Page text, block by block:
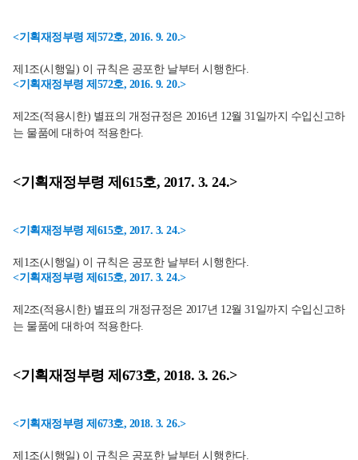
<기획재정부령 제572호, 2016. 9. 20.>
제1조(시행일) 이 규칙은 공포한 날부터 시행한다.
<기획재정부령 제572호, 2016. 9. 20.>
제2조(적용시한) 별표의 개정규정은 2016년 12월 31일까지 수입신고하
는 물품에 대하여 적용한다.
<기획재정부령 제615호, 2017. 3. 24.>
<기획재정부령 제615호, 2017. 3. 24.>
제1조(시행일) 이 규칙은 공포한 날부터 시행한다.
<기획재정부령 제615호, 2017. 3. 24.>
제2조(적용시한) 별표의 개정규정은 2017년 12월 31일까지 수입신고하
는 물품에 대하여 적용한다.
<기획재정부령 제673호, 2018. 3. 26.>
<기획재정부령 제673호, 2018. 3. 26.>
제1조(시행일) 이 규칙은 공포한 날부터 시행한다.